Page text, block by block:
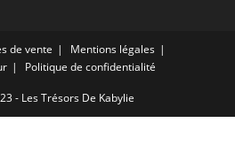
de vente
Mentions légales
Politique de confidentialité
- Les Trésors De Kabylie